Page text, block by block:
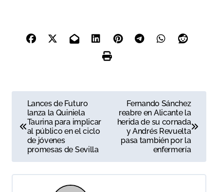
a
e
g
Lances de Futuro
lanza la Quiniela
Taurina para implicar
al público en el ciclo
de jóvenes
promesas de Sevilla
Fernando Sánchez
reabre en Alicante la
herida de su cornada
y Andrés Revuelta
pasa también por la
enfermería